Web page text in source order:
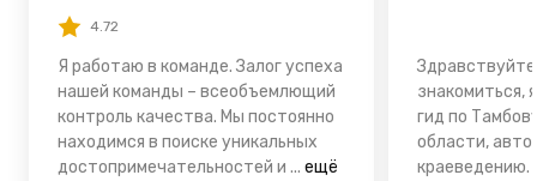
4.72
Я работаю в команде. Залог успеха
нашей команды – всеобъемлющий
контроль качества. Мы постоянно
находимся в поиске уникальных
достопримечательностей и ... ещё
знакомиться,
гид по
области,